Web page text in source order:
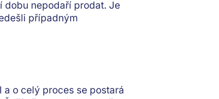
dobu nepodaří prodat. Je
případným
a o celý proces se postará